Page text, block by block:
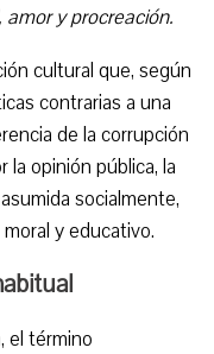
y procreación.
cultural que, según
contrarias a una
de la corrupción
la opinión pública, la
socialmente,
y educativo.
el término